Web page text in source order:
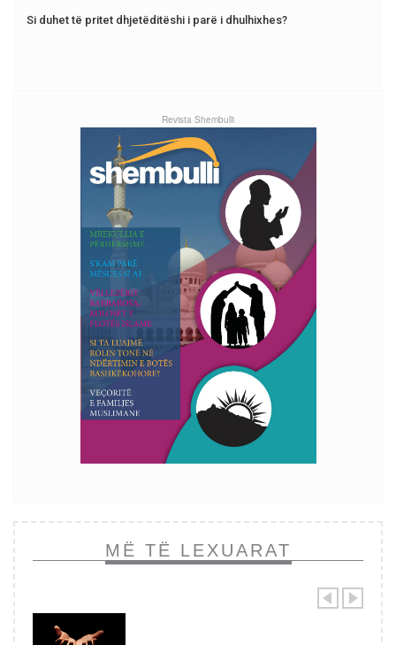
Si duhet të pritet dhjetëditëshi i parë i dhulhixhes?
Revista Shembulli
MË TË LEXUARAT